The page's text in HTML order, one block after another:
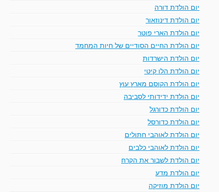
יום הולדת דורה
יום הולדת דינוזאור
יום הולדת הארי פוטר
יום הולדת החיים הסודיים של חיות המחמד
יום הולדת הישרדות
יום הולדת הלו קיטי
יום הולדת הקוסם מארץ עוץ
יום הולדת ידידותי לסביבה
יום הולדת כדורגל
יום הולדת כדורסל
יום הולדת לאוהבי חתולים
יום הולדת לאוהבי כלבים
יום הולדת לשבור את הקרח
יום הולדת מדע
יום הולדת מוזיקה